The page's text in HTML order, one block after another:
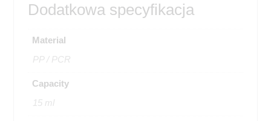
Dodatkowa specyfikacja
Material
PP / PCR
Capacity
15 ml